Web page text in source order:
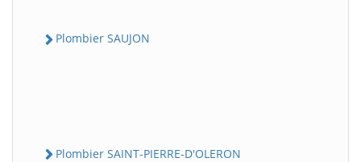
Plombier SAUJON
Plombier SAINT-PIERRE-D'OLERON